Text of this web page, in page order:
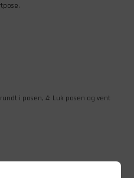
i posen, 4: Luk posen og vent